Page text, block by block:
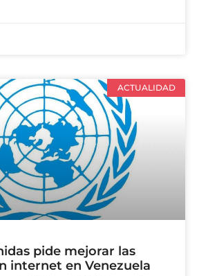
ACTUALIDAD
pide mejorar las
internet en Venezuela